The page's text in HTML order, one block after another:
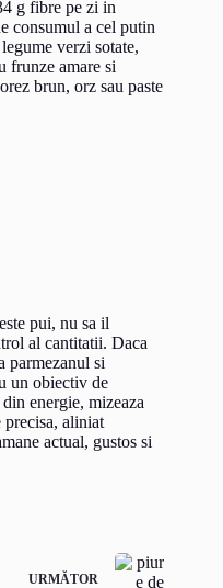
g fibre pe zi in
consumul a cel putin
verzi sotate,
frunze amare si
brun, orz sau paste
pui, nu sa il
al cantitatii. Daca
parmezanul si
un obiectiv de
energie, mizeaza
aliniat
actual, gustos si
URMĂTOR